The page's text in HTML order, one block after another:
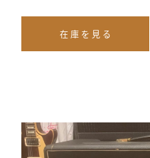
在庫を見る